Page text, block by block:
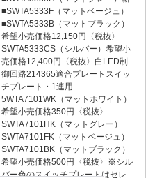
■SWTA5333F（マットベージュ）
■SWTA5333B（マットブラック）
希望小売価格12,150円〈税抜〉
SWTA5333CS（シルバー）希望小
売価格12,400円〈税抜〉白LED制
御回路214365適合プレートスイッ
チプレート・1連用
5WTA7101WK（マットホワイト）
希望小売価格350円〈税抜〉
SWTA7101HK（マットグレー）
SWTA7101FK（マットベージュ）
SWTA7101BK（マットブラック）
希望小売価格500円〈税抜〉※シル
バー色のスイッチプレートはセレ